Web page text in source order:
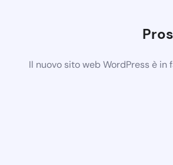
Il nuovo sito web WordPress è